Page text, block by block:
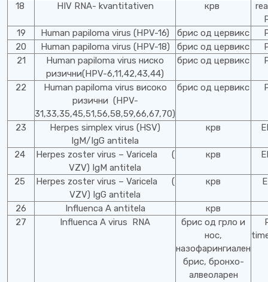
18
HIV RNA- kvantitativen крв
19
Human papiloma virus (HPV-16) брис од цервикс
20
Human papiloma virus (HPV-18) брис од цервикс
21
Human papiloma virus ниско
ризични(HPV-6,11,42,43,44)
брис од цервикс
22
Human papiloma virus високо
ризични (HPV-
31,33,35,45,51,56,58,59,66,67,70)
брис од цервикс
23
Herpes simplex virus (HSV)
IgM/IgG antitela
крв
24
Herpes zoster virus – Varicela (
VZV) IgM antitela
крв
25
Herpes zoster virus – Varicela (
VZV) IgG antitela
крв
26 Influenca A antitela
крв
27
Influenca A virus RNA
брис од грло и
нос,
назофарингиален
брис, бронхо-
алвеоларен